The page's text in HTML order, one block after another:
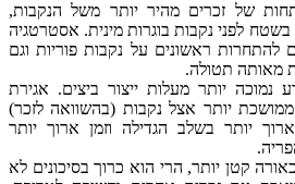
של זכרים מהיר יותר משל הנקבות,
בשטח לפני נקבות בוגרות מינית. אסטרטגיה
להתחרות ראשונים על נקבות פוריות וגם
מאותה תטולה.
נמוכה יותר מעלות ייצור ביצים. אגירת
יותר אצל נקבות (בהשוואה לזכר)
יותר בשלב הגדילה וזמן ארוך יותר
קטן יותר, הרי הוא כרוך בסיכונים לא